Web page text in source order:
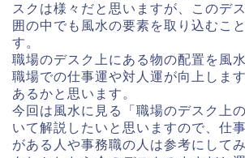
スクは様々だと思いますが、このデ
囲の中でも風水の要素を取り込むこ
す。
職場のデスク上にある物の配置を風
職場での仕事運や対人運が向上しま
あるかと思います。
今回は風水に見る「職場のデスク上
いて解説したいと思いますので、仕
がある人や事務職の人は参考にして